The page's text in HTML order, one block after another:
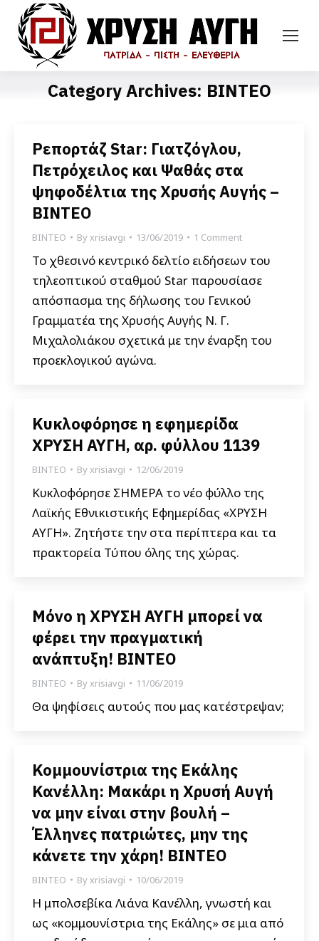
Category Archives: ΒΙΝΤΕΟ
Ρεπορτάζ Star: Γιατζόγλου,
Πετρόχειλος και Ψαθάς στα
ψηφοδέλτια της Χρυσής Αυγής –
BINTEO
ΒΙΝΤΕΟ Byxrisiavgi 13/06/2019 1 Comment
Το χθεσινό κεντρικό δελτίο ειδήσεων του
τηλεοπτικού σταθμού Star παρουσίασε
απόσπασμα της δήλωσης του Γενικού
Γραμματέα της Χρυσής Αυγής Ν. Γ.
Μιχαλολιάκου σχετικά με την έναρξη του
προεκλογικού αγώνα.
Κυκλοφόρησε η εφημερίδα
ΧΡΥΣΗ ΑΥΓΗ, αρ. φύλλου 1139
ΒΙΝΤΕΟ Byxrisiavgi 12/06/2019
Κυκλοφόρησε ΣΗΜΕΡΑ το νέο φύλλο της
Λαϊκής Εθνικιστικής Εφημερίδας «ΧΡΥΣΗ
ΑΥΓΗ». Ζητήστε την στα περίπτερα και τα
πρακτορεία Τύπου όλης της χώρας.
Μόνο η ΧΡΥΣΗ ΑΥΓΗ μπορεί να
φέρει την πραγματική
ανάπτυξη! ΒΙΝΤΕΟ
ΒΙΝΤΕΟ Byxrisiavgi 11/06/2019
Θα ψηφίσεις αυτούς που μας κατέστρεψαν;
Κομμουνίστρια της Εκάλης
Κανέλλη: Μακάρι η Χρυσή Αυγή
να μην είναι στην βουλή –
Έλληνες πατριώτες, μην της
κάνετε την χάρη! ΒΙΝΤΕΟ
ΒΙΝΤΕΟ Byxrisiavgi 10/06/2019
Η μπολσεβίκα Λιάνα Κανέλλη, γνωστή και
ως «κομμουνίστρια της Εκάλης» σε μια από